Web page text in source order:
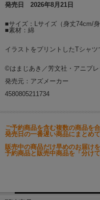
発売日 2026年8月21日
■サイズ：Lサイズ（身丈74cm/
■素材：綿
イラストをプリントしたTシャツ
©はまじあき／芳文社・アニプレ
発売元：アズメーカー
4580805211734
ご予約商品を含む複数の商品を
発売日の一番遅い商品にまとめ
販売中の商品だけ早めのお届け
予約商品と販売中商品を「分け